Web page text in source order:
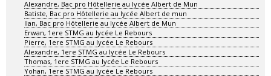
Alexandre, Bac pro Hôtellerie au lycée Albert de Mun
Batiste, Bac pro Hôtellerie au lycée Albert de mun
Ilan, Bac pro Hôtellerie au lycée Albert de Mun
Erwan, 1ere STMG au lycée Le Rebours
Pierre, 1ere STMG au lycée Le Rebours
Alexandre, 1ere STMG au lycée Le Rebours
Thomas, 1ere STMG au lycée Le Rebours
Yohan, 1ere STMG au lycée Le Rebours